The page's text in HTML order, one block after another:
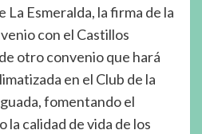
La Esmeralda, la firma de la
con el Castillos
otro convenio que hará
en el Club de la
fomentando el
la calidad de vida de los